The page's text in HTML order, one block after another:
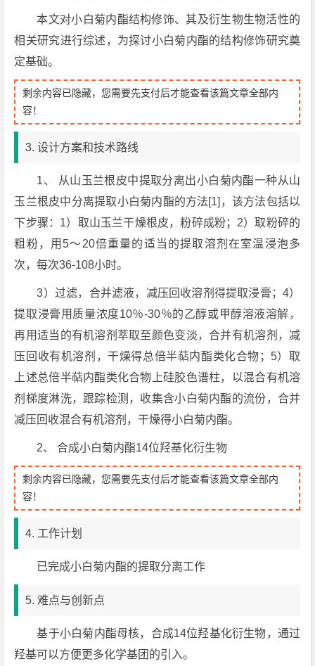
本文对小白菊内酯结构修饰、其及衍生物生物活性的
相关研究进行综述，为探讨小白菊内酯的结构修饰研究奠
定基础。
剩余内容已隐藏，您需要先支付后才能查看该篇文章全部内
容！
3. 设计方案和技术路线
1、 从山玉兰根皮中提取分离出小白菊内酯一种从山
玉兰根皮中分离提取小白菊内酯的方法[1]，该方法包括以
下步骤：1）取山玉兰干燥根皮，粉碎成粉；2）取粉碎的
粗粉，用5～20倍重量的适当的提取溶剂在室温浸泡多
次，每次36-108小时。
3）过滤，合并滤液，减压回收溶剂得提取浸膏；4）
提取浸膏用质量浓度10％-30％的乙醇或甲醇溶液溶解，
再用适当的有机溶剂萃取至颜色变淡，合并有机溶剂，减
压回收有机溶剂，干燥得总倍半萜内酯类化合物；5）取
上述总倍半萜内酯类化合物上硅胶色谱柱，以混合有机溶
剂梯度淋洗，跟踪检测，收集含小白菊内酯的流份，合并
减压回收混合有机溶剂，干燥得小白菊内酯。
2、 合成小白菊内酯14位羟基化衍生物
剩余内容已隐藏，您需要先支付后才能查看该篇文章全部内
容！
4. 工作计划
已完成小白菊内酯的提取分离工作
5. 难点与创新点
基于小白菊内酯母核，合成14位羟基化衍生物，通过
羟基可以方便更多化学基团的引入。